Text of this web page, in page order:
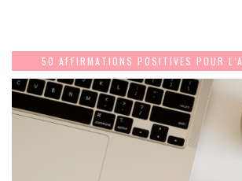
50 AFFIRMATIONS POSITIVES POUR